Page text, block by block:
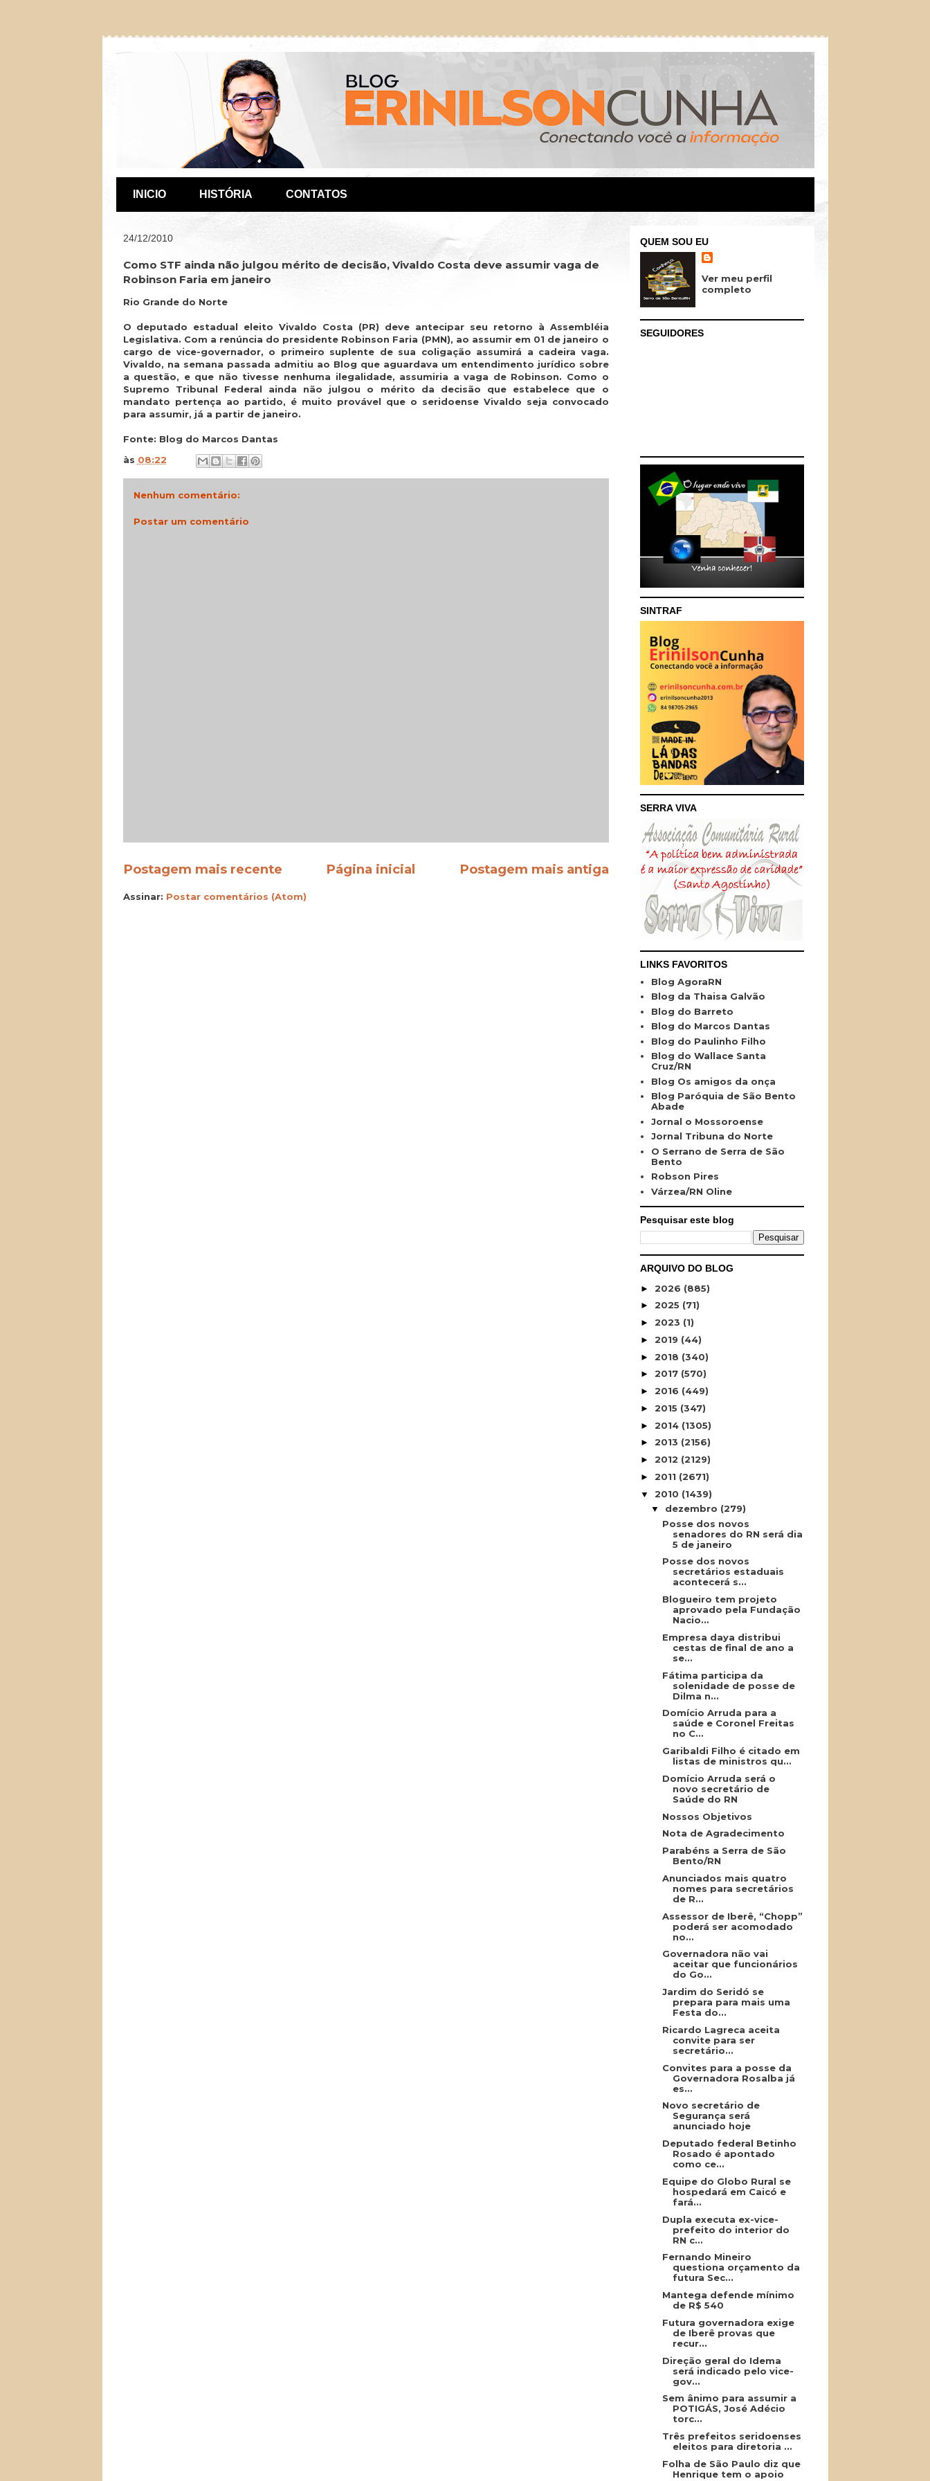
INICIO HISTÓRIA CONTATOS
24/12/2010
Como STF ainda não julgou mérito de decisão, Vivaldo Costa deve assumir vaga de
Robinson Faria em janeiro
Rio Grande do Norte
O deputado estadual eleito Vivaldo Costa (PR) deve antecipar seu retorno à Assembléia
Legislativa. Com a renúncia do presidente Robinson Faria (PMN), ao assumir em 01 de janeiro o
cargo de vice-governador, o primeiro suplente de sua coligação assumirá a cadeira vaga.
Vivaldo, na semana passada admitiu ao Blog que aguardava um entendimento jurídico sobre
a questão, e que não tivesse nenhuma ilegalidade, assumiria a vaga de Robinson. Como o
Supremo Tribunal Federal ainda não julgou o mérito da decisão que estabelece que o
mandato pertença ao partido, é muito provável que o seridoense Vivaldo seja convocado
para assumir, já a partir de janeiro.
Fonte: Blog do Marcos Dantas
às 08:22
Nenhum comentário:
Postar um comentário
Postagem mais recente Postagem mais antiga
Página inicial
Assinar: Postar comentários (Atom)
QUEM SOU EU
Ver meu perfil
completo
SEGUIDORES
SINTRAF
SERRA VIVA
LINKS FAVORITOS
Blog AgoraRN
Blog da Thaisa Galvão
Blog do Barreto
Blog do Marcos Dantas
Blog do Paulinho Filho
Blog do Wallace Santa
Cruz/RN
Blog Os amigos da onça
Blog Paróquia de São Bento
Abade
Jornal o Mossoroense
Jornal Tribuna do Norte
O Serrano de Serra de São
Bento
Robson Pires
Várzea/RN Oline
Pesquisar este blog
ARQUIVO DO BLOG
► 2026 (885)
► 2025 (71)
► 2023 (1)
► 2019 (44)
► 2018 (340)
► 2017 (570)
► 2016 (449)
► 2015 (347)
► 2014 (1305)
► 2013 (2156)
► 2012 (2129)
► 2011 (2671)
▼ 2010 (1439)
▼ dezembro (279)
Posse dos novos
senadores do RN será dia
5 de janeiro
Posse dos novos
secretários estaduais
acontecerá s...
Blogueiro tem projeto
aprovado pela Fundação
Nacio...
Empresa daya distribui
cestas de final de ano a
se...
Fátima participa da
solenidade de posse de
Dilma n...
Domício Arruda para a
saúde e Coronel Freitas
no C...
Garibaldi Filho é citado em
listas de ministros qu...
Domício Arruda será o
novo secretário de
Saúde do RN
Nossos Objetivos
Nota de Agradecimento
Parabéns a Serra de São
Bento/RN
Anunciados mais quatro
nomes para secretários
de R...
Assessor de Iberê, “Chopp”
poderá ser acomodado
no...
Governadora não vai
aceitar que funcionários
do Go...
Jardim do Seridó se
prepara para mais uma
Festa do...
Ricardo Lagreca aceita
convite para ser
secretário...
Convites para a posse da
Governadora Rosalba já
es...
Novo secretário de
Segurança será
anunciado hoje
Deputado federal Betinho
Rosado é apontado
como ce...
Equipe do Globo Rural se
hospedará em Caicó e
fará...
Dupla executa ex-vice-
prefeito do interior do
RN c...
Fernando Mineiro
questiona orçamento da
futura Sec...
Mantega defende mínimo
de R$ 540
Futura governadora exige
de Iberê provas que
recur...
Direção geral do Idema
será indicado pelo vice-
gov...
Sem ânimo para assumir a
POTIGÁS, José Adécio
torc...
Três prefeitos seridoenses
eleitos para diretoria ...
Folha de São Paulo diz que
Henrique tem o apoio